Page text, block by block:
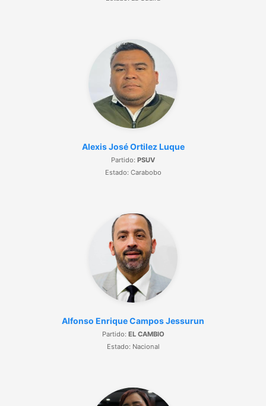
Alexis José Ortilez Luque
Partido: PSUV
Estado: Carabobo
Alfonso Enrique Campos Jessurun
Partido: EL CAMBIO
Estado: Nacional